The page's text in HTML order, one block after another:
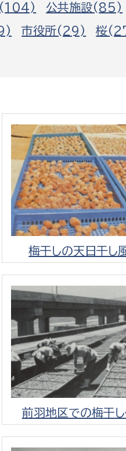
行政経営
病院
市議会
子ども若者部
会計管理者
出納室
教育部
保健給食課
教育指導課
(104) 公共施設(85)
市役所(29) 桜
梅干しの天日干し
前羽地区での梅干